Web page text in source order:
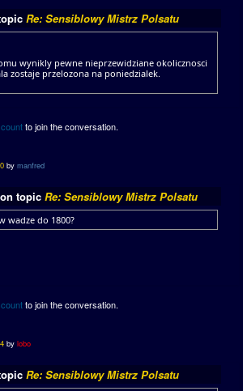
Re: Sensiblowy Mistrz Polsatu
wynikly pewne nieprzewidziane okolicznosci
zostaje przelozona na poniedzialek.
to join the conversation.
bymanfred
topic Re: Sensiblowy Mistrz Polsatu
wadze do 1800?
to join the conversation.
bylobo
Re: Sensiblowy Mistrz Polsatu